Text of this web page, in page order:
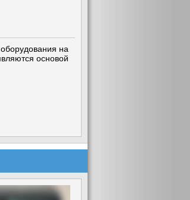
на
основой